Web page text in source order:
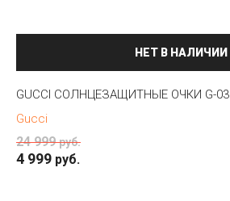
НЕТ В НАЛИЧИИ
GUCCI СОЛНЦЕЗАЩИТНЫЕ ОЧКИ G-03
Gucci
24 999 руб.
4 999 руб.